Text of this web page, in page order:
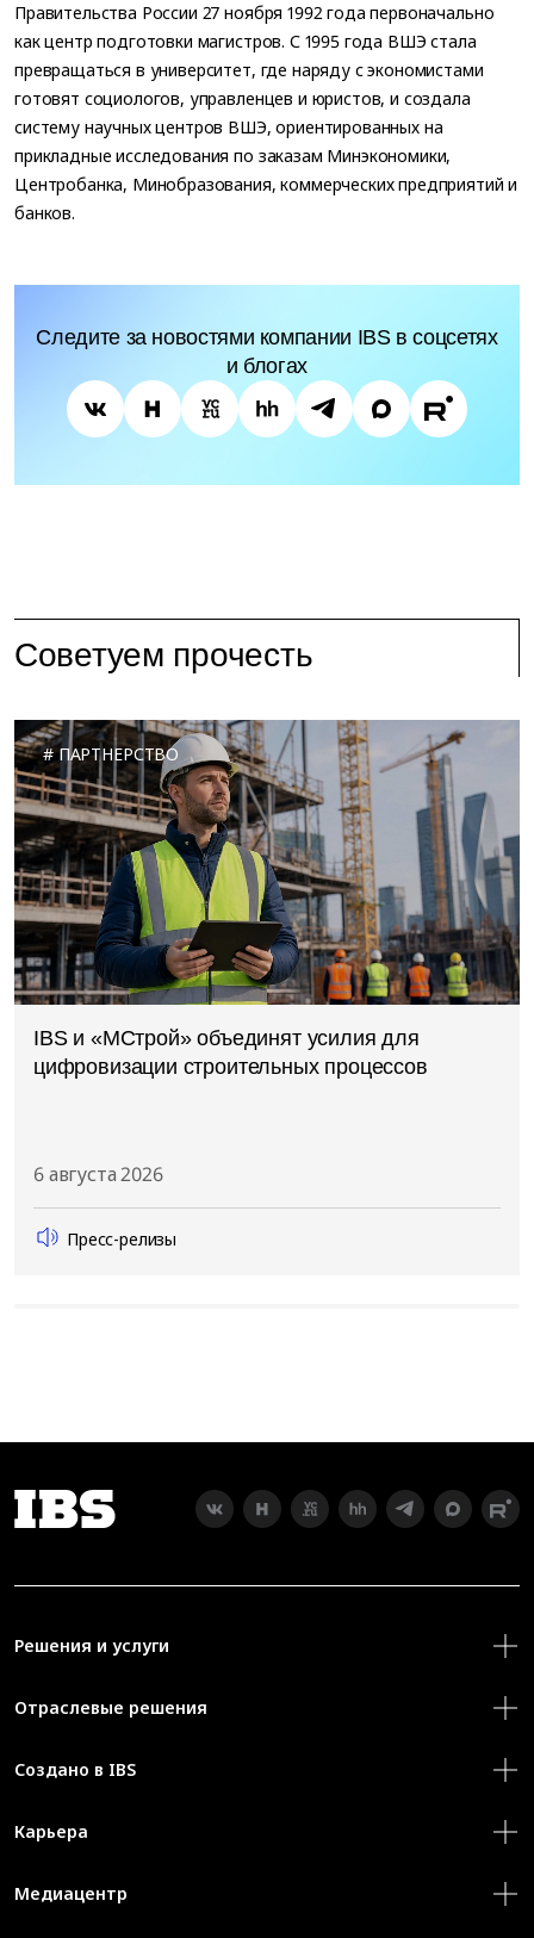
Правительства России 27 ноября 1992 года первоначально
как центр подготовки магистров. С 1995 года ВШЭ стала
превращаться в университет, где наряду с экономистами
готовят социологов, управленцев и юристов, и создала
систему научных центров ВШЭ, ориентированных на
прикладные исследования по заказам Минэкономики,
Центробанка, Минобразования, коммерческих предприятий и
банков.
Следите за новостями компании IBS в соцсетях
и блогах
Советуем прочесть
ПАРТНЕРСТВО
IBS и «МСтрой» объединят усилия для
цифровизации строительных процессов
6 августа 2026
Пресс-релизы
Решения и услуги
Отраслевые решения
Создано в IBS
Карьера
Медиацентр